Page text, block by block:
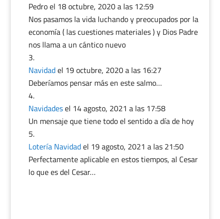
Pedroel 18 octubre, 2020 a las 12:59
Nos pasamos la vida luchando y preocupados por la
economía ( las cuestiones materiales ) y Dios Padre
nos llama a un cántico nuevo
Navidadel 19 octubre, 2020 a las 16:27
Deberíamos pensar más en este salmo…
Navidadesel 14 agosto, 2021 a las 17:58
Un mensaje que tiene todo el sentido a día de hoy
Lotería Navidadel 19 agosto, 2021 a las 21:50
Perfectamente aplicable en estos tiempos, al Cesar
lo que es del Cesar…